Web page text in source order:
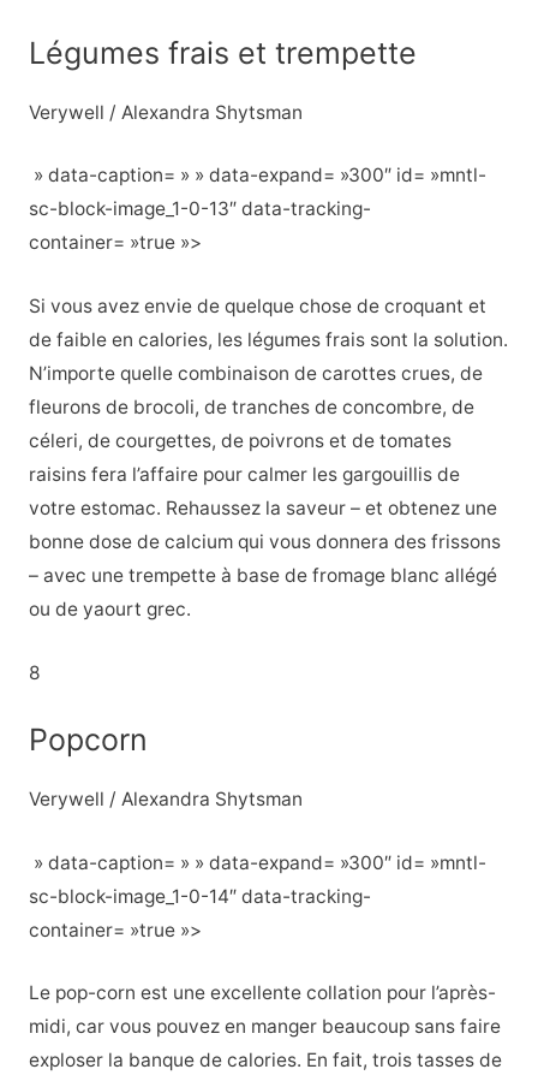
Légumes frais et trempette
Verywell / Alexandra Shytsman
» data-caption= » » data-expand= »300″ id= »mntl-
sc-block-image_1-0-13″ data-tracking-
container= »true »>
Si vous avez envie de quelque chose de croquant et
de faible en calories, les légumes frais sont la solution.
N’importe quelle combinaison de carottes crues, de
fleurons de brocoli, de tranches de concombre, de
céleri, de courgettes, de poivrons et de tomates
raisins fera l’affaire pour calmer les gargouillis de
votre estomac. Rehaussez la saveur – et obtenez une
bonne dose de calcium qui vous donnera des frissons
– avec une trempette à base de fromage blanc allégé
ou de yaourt grec.
8
Popcorn
Verywell / Alexandra Shytsman
» data-caption= » » data-expand= »300″ id= »mntl-
sc-block-image_1-0-14″ data-tracking-
container= »true »>
Le pop-corn est une excellente collation pour l’après-
midi, car vous pouvez en manger beaucoup sans faire
exploser la banque de calories. En fait, trois tasses de